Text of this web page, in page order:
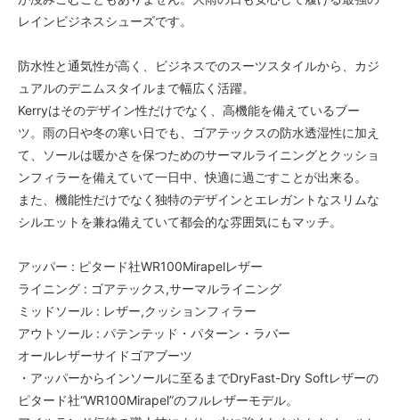
レインビジネスシューズです。
防水性と通気性が高く、ビジネスでのスーツスタイルから、カジ
ュアルのデニムスタイルまで幅広く活躍。
Kerryはそのデザイン性だけでなく、高機能を備えているブー
ツ。雨の日や冬の寒い日でも、ゴアテックスの防水透湿性に加え
て、ソールは暖かさを保つためのサーマルライニングとクッショ
ンフィラーを備えていて一日中、快適に過ごすことが出来る。
また、機能性だけでなく独特のデザインとエレガントなスリムな
シルエットを兼ね備えていて都会的な雰囲気にもマッチ。
アッパー : ピタード社WR100Mirapelレザー
ライニング : ゴアテックス,サーマルライニング
ミッドソール : レザー,クッションフィラー
アウトソール : パテンテッド・パターン・ラバー
オールレザーサイドゴアブーツ
・アッパーからインソールに至るまでDryFast-Dry Softレザーの
ピタード社“WR100Mirapel”のフルレザーモデル。